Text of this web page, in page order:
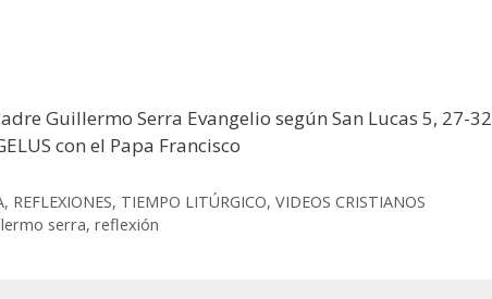
Guillermo Serra Evangelio según San Lucas 5, 27-32
con el Papa Francisco
, REFLEXIONES, TIEMPO LITÚRGICO,VIDEOS CRISTIANOS
serra,reflexión